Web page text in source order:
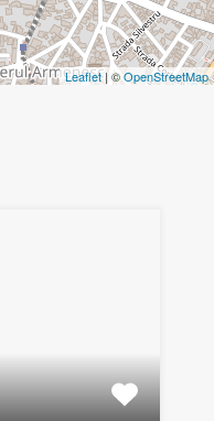
Leaflet| ©OpenStreetMap